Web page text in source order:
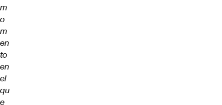
m
o
m
en
to
en
el
qu
e